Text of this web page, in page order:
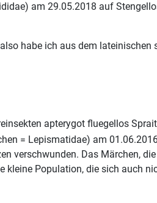
am 29.05.2018 auf
habe ich aus dem lateinischen
= Lepismatidae) am
verschwunden. Das Märchen,
Population, die sich auch